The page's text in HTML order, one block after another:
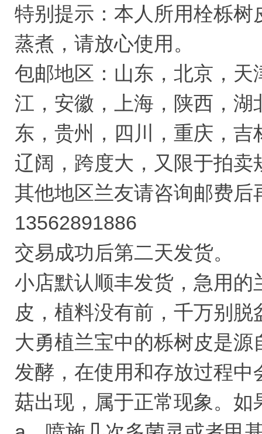
特别提示：本人所用栓栎
蒸煮，请放心使用。
包邮地区：山东，北京，
江，安徽，上海，陕西，
东，贵州，四川，重庆，
辽阔，跨度大，又限于拍
其他地区兰友请咨询邮费
13562891886
交易成功后第二天发货。
小店默认顺丰发货，急用
皮，植料没有前，千万别脱
大勇植兰宝中的栎树皮是
发酵，在使用和存放过程
菇出现，属于正常现象。